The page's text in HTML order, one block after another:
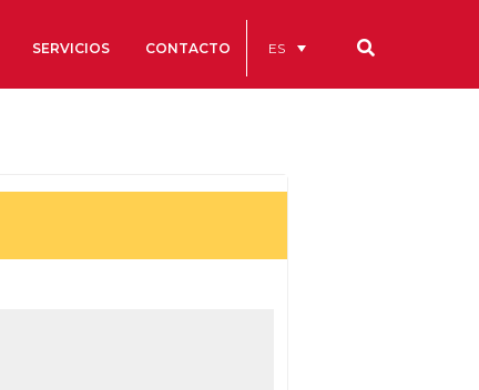
SERVICIOS CONTACTO ES